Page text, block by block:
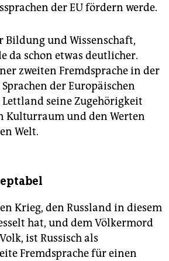
der EU fördern werde.
und Wissenschaft,
da schon etwas deutlicher.
zweiten Fremdsprache in der
der Europäischen
seine Zugehörigkeit
Kulturraum und den Werten
Welt.
Krieg, den Russland in diesem
hat, und dem Völkermord
ist Russisch als
Fremdsprache für einen